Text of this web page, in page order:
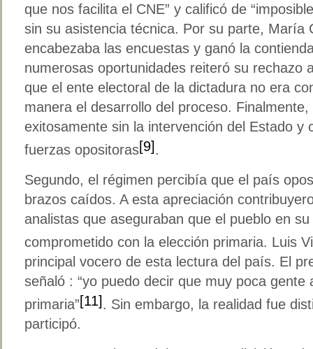
que nos facilita el CNE” y calificó de
sin su asistencia técnica. Por su parte, María
encabezaba las encuestas y ganó la
numerosas oportunidades reiteró su rechazo
que el ente electoral de la dictadura no era
manera el desarrollo del proceso.
exitosamente sin la intervención del Estado y
fuerzas opositoras[9].
Segundo, el régimen percibía que el país
brazos caídos. A esta apreciación
analistas que aseguraban que el pueblo en
comprometido con la elección primaria. Luis
principal vocero de esta lectura del país. El
señaló : “yo puedo decir que muy poca gente
primaria”[11]. Sin embargo, la realidad fue
participó.